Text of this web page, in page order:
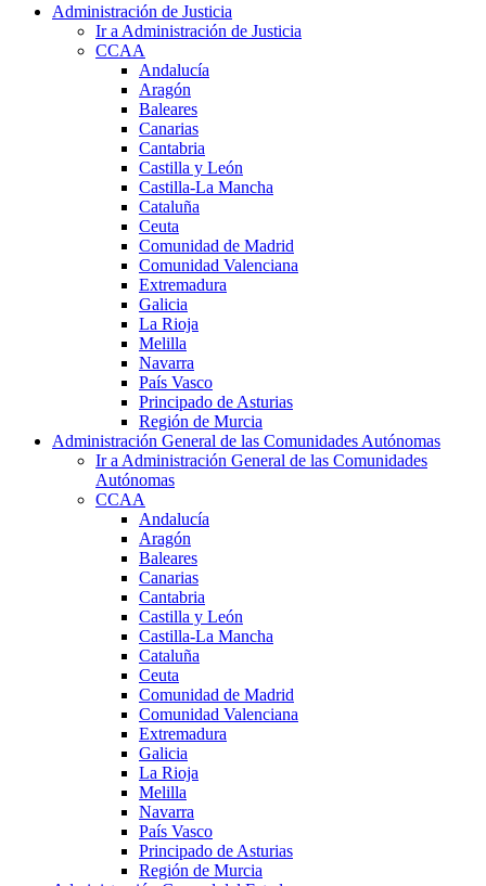
Administración de Justicia
Ir a Administración de Justicia
CCAA
Andalucía
Aragón
Baleares
Canarias
Cantabria
Castilla y León
Castilla-La Mancha
Cataluña
Ceuta
Comunidad de Madrid
Comunidad Valenciana
Extremadura
Galicia
La Rioja
Melilla
Navarra
País Vasco
Principado de Asturias
Región de Murcia
Administración General de las Comunidades Autónomas
Ir a Administración General de las Comunidades
Autónomas
CCAA
Andalucía
Aragón
Baleares
Canarias
Cantabria
Castilla y León
Castilla-La Mancha
Cataluña
Ceuta
Comunidad de Madrid
Comunidad Valenciana
Extremadura
Galicia
La Rioja
Melilla
Navarra
País Vasco
Principado de Asturias
Región de Murcia